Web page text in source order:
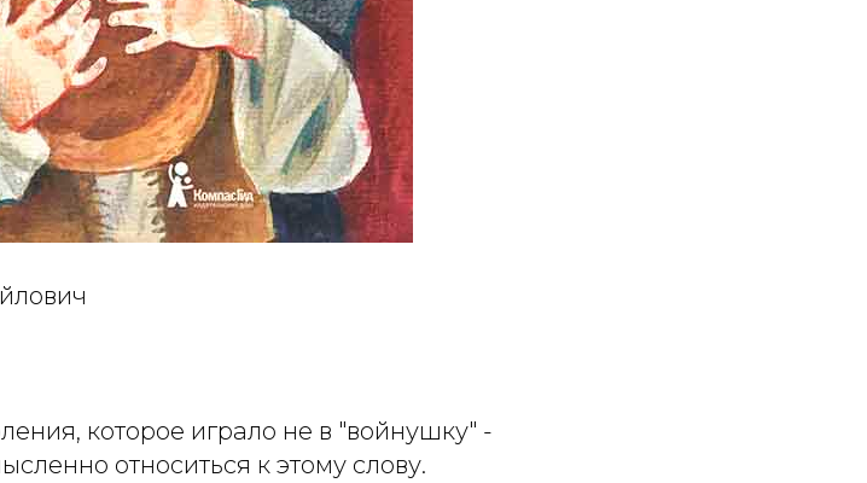
которое играло не в "войнушку" -
относиться к этому слову.